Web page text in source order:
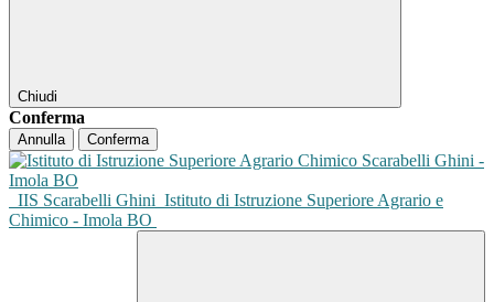
Chiudi
Conferma
Annulla Conferma
IIS Scarabelli Ghini Istituto di Istruzione Superiore Agrario e
Chimico - Imola BO